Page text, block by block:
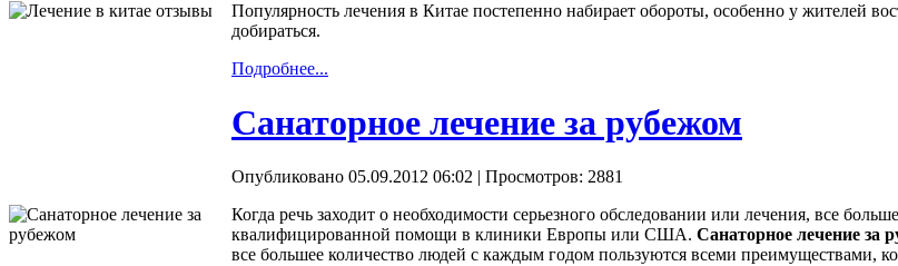
Популярность лечения в Китае постепенно набирает обороты, особенно у жителей
добираться.
Подробнее...
Санаторное лечение за рубежом
Опубликовано 05.09.2012 06:02 | Просмотров: 2881
Когда речь заходит о необходимости серьезного обследовании или лечения, все
квалифицированной помощи в клиники Европы или США. Санаторное лечение за
все большее количество людей с каждым годом пользуются всеми преимуществами,